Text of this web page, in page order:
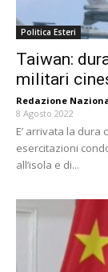
Politica Esteri
Taiwan:
militari
Redazione
8 Agosto 2022
E’ arrivata la
esercitazioni
all’isola e di...